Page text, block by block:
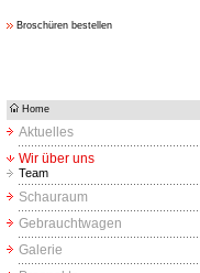
Broschüren bestellen
Home
Aktuelles
Wir über uns
Team
Schauraum
Gebrauchtwagen
Galerie